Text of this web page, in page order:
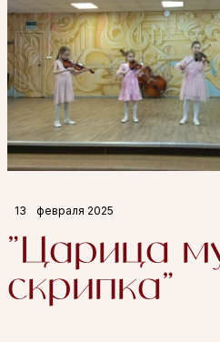
13 февраля 2025
"Царица
скрипка"